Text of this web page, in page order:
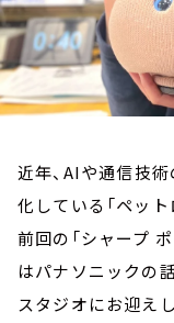
近年、AIや通信技
化している「ペット
前回の「シャープ
はパナソニックの
スタジオにお迎え